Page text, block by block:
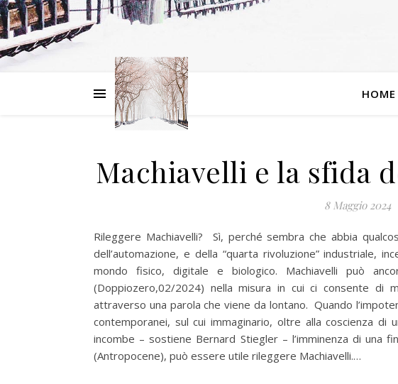
HOME
Machiavelli e la sfida
8 Maggio 2024
Rileggere Machiavelli? Sì, perché sembra che abbia
dell’automazione, e della “quarta rivoluzione” industriale,
mondo fisico, digitale e biologico. Machiavelli può
(Doppiozero,02/2024) nella misura in cui ci consente di
attraverso una parola che viene da lontano. Quando
contemporanei, sul cui immaginario, oltre alla coscienza di
incombe – sostiene Bernard Stiegler – l’imminenza di una
(Antropocene), può essere utile rileggere Machiavelli.…